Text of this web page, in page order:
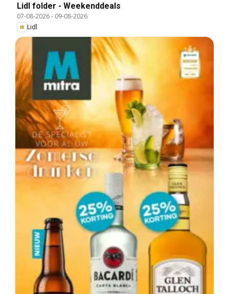
Lidl folder - Weekenddeals
07-08-2026- 09-08-2026
Lidl